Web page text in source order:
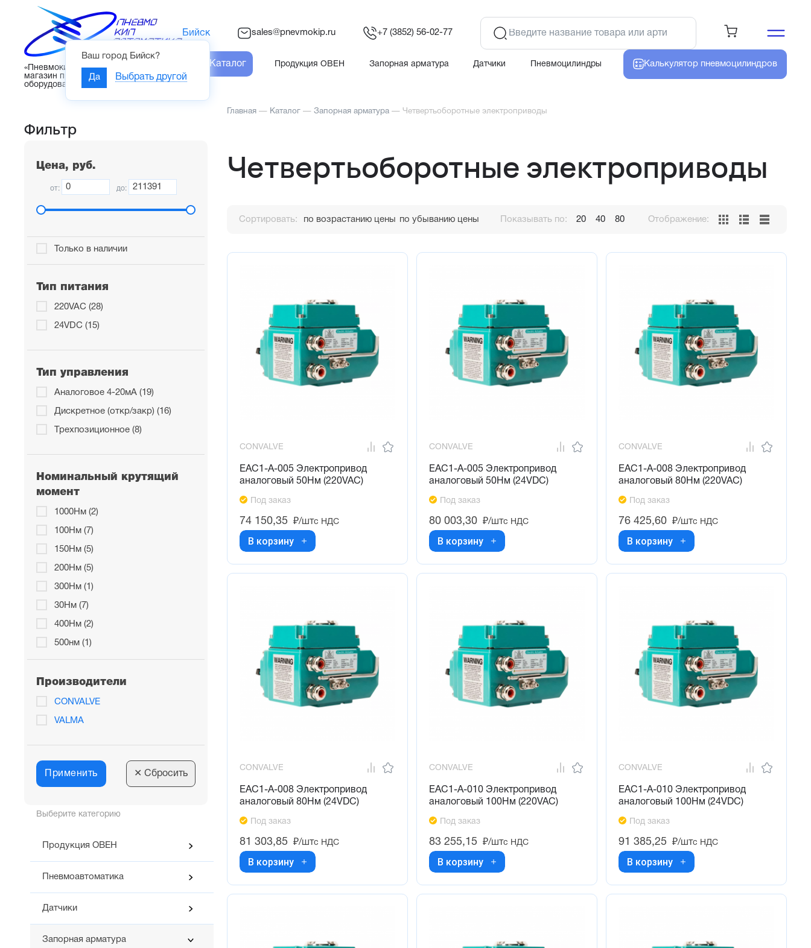
«Пневмокипавтоматика» – интернет-
магазин промышленного
оборудования
Бийск
Ваш город Бийск?
Да Выбрать другой
sales@pnevmokip.ru +7 (3852) 56-02-77
Каталог Продукция ОВЕН Запорная арматура Датчики Пневмоцилиндры Калькулятор пневмоцилиндров
Выберите категорию
Продукция ОВЕН
Пневмоавтоматика
Датчики
Запорная арматура
Фильтр
Цена, руб.
от: до:
Только в наличии
Тип питания
220VAC (28)
24VDC (15)
Тип управления
Аналоговое 4-20мА (19)
Дискретное (откр/закр) (16)
Трехпозиционное (8)
Номинальный крутящий
момент
1000Нм (2)
100Нм (7)
150Нм (5)
200Нм (5)
300Нм (1)
30Нм (7)
400Нм (2)
500нм (1)
50Нм (6)
600Нм (2)
800Нм (1)
80Нм (4)
Производители
CONVALVE
VALMA
Применить ✕ Сбросить
Главная — Каталог — Запорная арматура — Четвертьоборотные электроприводы
Четвертьоборотные электроприводы
Сортировать: по возрастанию цены по убыванию цены Показывать по: 20 40 80 Отображение:
CONVALVE
EAC1-A-005 Электропривод
аналоговый 50Нм (220VAC)
Под заказ
74 150,35 ₽/штс НДС
В корзину
CONVALVE
EAC1-A-005 Электропривод
аналоговый 50Нм (24VDC)
Под заказ
80 003,30 ₽/штс НДС
В корзину
CONVALVE
EAC1-A-008 Электропривод
аналоговый 80Нм (220VAC)
Под заказ
76 425,60 ₽/штс НДС
В корзину
CONVALVE
EAC1-A-008 Электропривод
аналоговый 80Нм (24VDC)
Под заказ
81 303,85 ₽/штс НДС
В корзину
CONVALVE
EAC1-A-010 Электропривод
аналоговый 100Нм (220VAC)
Под заказ
83 255,15 ₽/штс НДС
В корзину
CONVALVE
EAC1-A-010 Электропривод
аналоговый 100Нм (24VDC)
Под заказ
91 385,25 ₽/штс НДС
В корзину